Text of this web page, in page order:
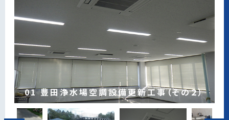
01 豊田浄水場空調設備更新工事（その２）
竣工 ：2025年3月
工事場所：豊田市浄水町地内
02 豊田市営東山住宅給水設備改修工事
竣工 ：2024年3月
工事場所：豊田市東山町地内
03 五ケ丘配水場配水池耐震補強工事
竣工 ：2022年9月
工事場所：豊田市五ケ丘地内
04 (公共)管路築造工事(第8工区)
竣工 ：2021年3月
工事場所：豊田市高町地内
05 (公共)秋葉1号汚水幹線耐震補強工事
(その2)
竣工 ：2020年4月
工事場所：豊田市花園町地内
06 竜宮水源浄水場浄水棟ほか耐震補強
工事
竣工 ：2019年2月
工事場所：豊田市竜宮町地内
07 法定外道路 水道管幹線推進整備工事
竣工 ：2019年2月
工事場所：豊田市四郷町地内
08 市道下山向田仏供線ほか 水道管整備
工事
竣工 ：2018年10月
工事場所：豊田市蕪木町地内
09 新北一色配水場築造工事
2018年3月
工事場所：豊田市北一色町地内